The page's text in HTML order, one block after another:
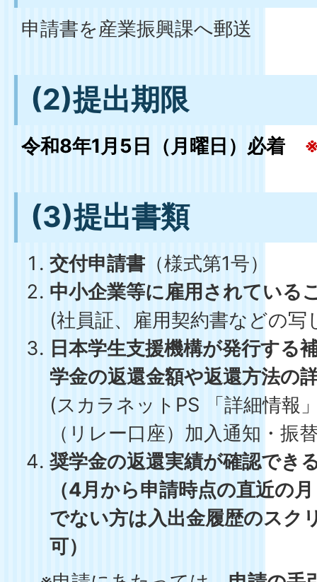
申請書を産業振興課へ郵送
(2)提出期限
令和8年1月5日（月曜日）必着
(3)提出書類
交付申請書 （様式第1号）
中小企業等に雇用されている
(社員証、雇用契約書などの写
日本学生支援機構が発行する
学金の返還金額や返還方法の
(スカラネットPS 「詳細情報
（リレー口座）加入通知・振
奨学金の返還実績が確認でき
（4月から申請時点の直近の
でない方は入出金履歴のスク
可）